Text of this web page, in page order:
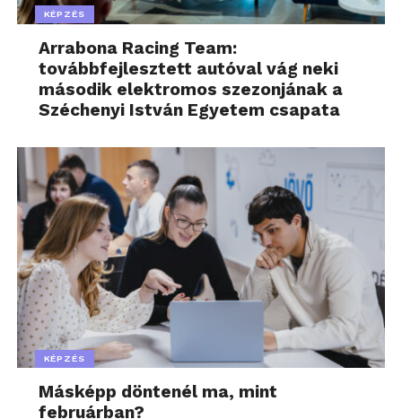
KÉPZÉS
Arrabona Racing Team:
továbbfejlesztett autóval vág neki
második elektromos szezonjának a
Széchenyi István Egyetem csapata
KÉPZÉS
Másképp döntenél ma, mint
februárban?